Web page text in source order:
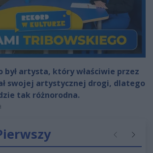
był artysta, który właściwie przez
swojej artystycznej drogi, dlatego
tak różnorodna.
Poprzednie